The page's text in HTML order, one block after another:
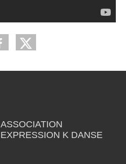
ASSOCIATION
EXPRESSION K DANSE